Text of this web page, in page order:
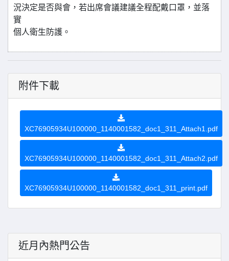
況決定是否與會，若出席會議建議全程配戴口罩，並落
實
個人衛生防護。
附件下載
XC76905934U100000_1140001582_doc1_311_Attach1.pdf
XC76905934U100000_1140001582_doc1_311_Attach2.pdf
XC76905934U100000_1140001582_doc1_311_print.pdf
近月內熱門公告